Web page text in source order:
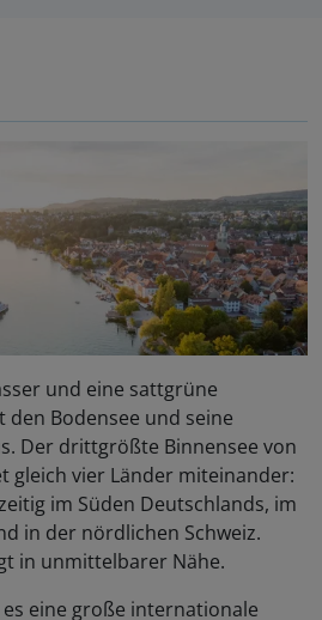
und eine sattgrüne
den Bodensee und seine
Der drittgrößte Binnensee von
gleich vier Länder miteinander:
im Süden Deutschlands, im
in der nördlichen Schweiz.
in unmittelbarer Nähe.
eine große internationale